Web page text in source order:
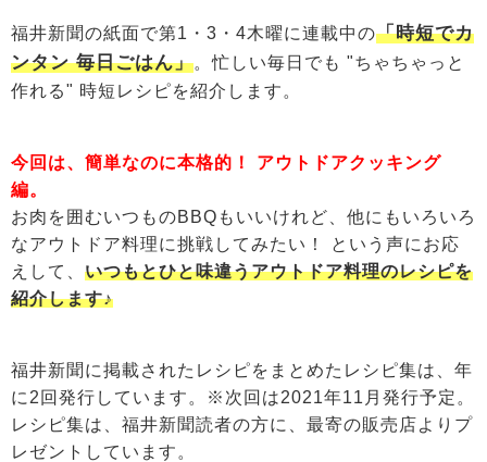
福井新聞の紙面で第1・3・4木曜に連載中の「時短でカ
ンタン 毎日ごはん」。忙しい毎日でも "ちゃちゃっと
作れる" 時短レシピを紹介します。
今回は、簡単なのに本格的！ アウトドアクッキング
編。
お肉を囲むいつものBBQもいいけれど、他にもいろいろ
なアウトドア料理に挑戦してみたい！ という声にお応
えして、 いつもとひと味違うアウトドア料理のレシピを
紹介します♪
福井新聞に掲載されたレシピをまとめたレシピ集は、年
に2回発行しています。※次回は2021年11月発行予定。
レシピ集は、福井新聞読者の方に、最寄の販売店よりプ
レゼントしています。